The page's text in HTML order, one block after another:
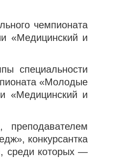
чемпионата
«Медицинский и
специальности
«Молодые
«Медицинский и
, преподавателем
конкурсантка
среди которых —